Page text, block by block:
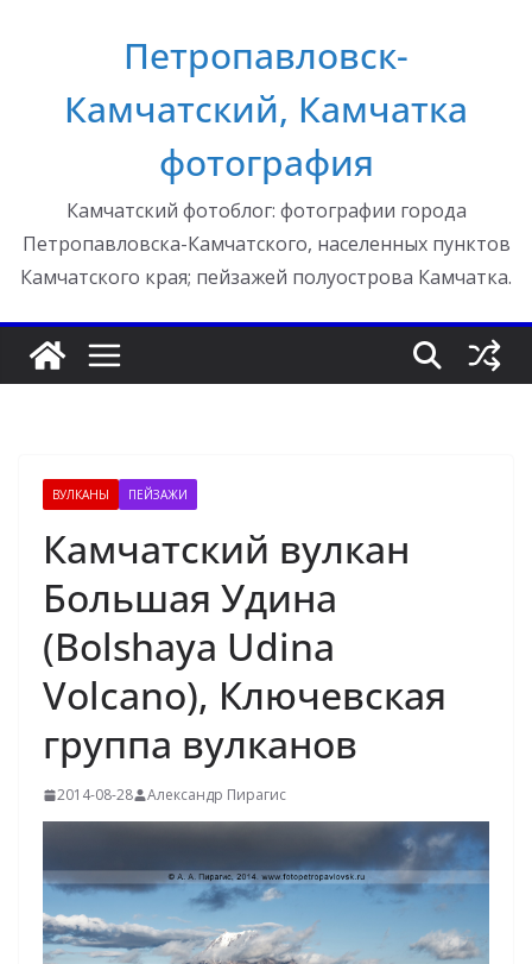
Петропавловск-
Камчатский, Камчатка
фотография
Камчатский фотоблог: фотографии города
Петропавловска-Камчатского, населенных пунктов
Камчатского края; пейзажей полуострова Камчатка.
ВУЛКАНЫ ПЕЙЗАЖИ
Камчатский вулкан
Большая Удина
(Bolshaya Udina
Volcano), Ключевская
группа вулканов
2014-08-28 Александр Пирагис